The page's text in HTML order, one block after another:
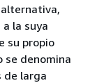
la suya
su propio
se denomina
de larga